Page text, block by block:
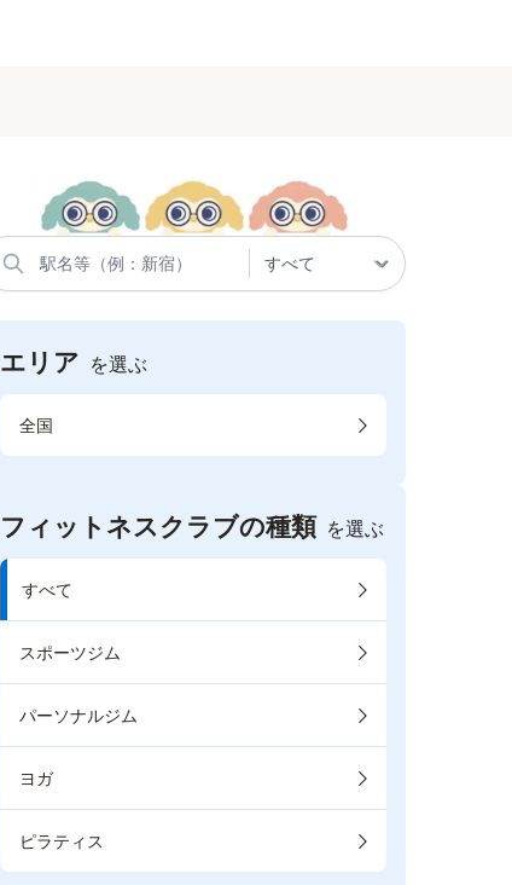
エリア を選ぶ
全国
フィットネスクラブの種類 を選ぶ
すべて
スポーツジム
パーソナルジム
ヨガ
ピラティス